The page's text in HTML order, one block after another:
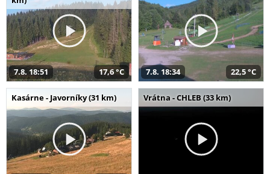
7.8. 18:51 17,6 °C 7.8. 18:34 22,5 °C
Kasárne - Javorníky (31 km) Vrátna - CHLEB (33 km)